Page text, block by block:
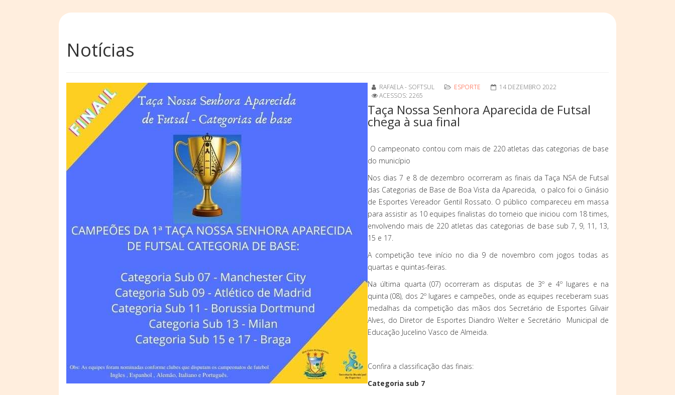
Notícias
RAFAELA - SOFTSUL ESPORTE
14 DEZEMBRO 2022
ACESSOS: 2265
Taça Nossa Senhora Aparecida de Futsal
chega à sua final
O campeonato contou com mais de 220 atletas das categorias de base
do município
Nos dias 7 e 8 de dezembro ocorreram as finais da Taça NSA de Futsal
das Categorias de Base de Boa Vista da Aparecida, o palco foi o Ginásio
de Esportes Vereador Gentil Rossato. O público compareceu em massa
para assistir as 10 equipes finalistas do torneio que iniciou com 18 times,
envolvendo mais de 220 atletas das categorias de base sub 7, 9, 11, 13,
15 e 17.
A competição teve início no dia 9 de novembro com jogos todas as
quartas e quintas-feiras.
Na última quarta (07) ocorreram as disputas de 3º e 4º lugares e na
quinta (08), dos 2º lugares e campeões, onde as equipes receberam suas
medalhas da competição das mãos dos Secretário de Esportes Gilvair
Alves, do Diretor de Esportes Diandro Welter e Secretário Municipal de
Educação Jucelino Vasco de Almeida.
Confira a classificação das finais:
Categoria sub 7